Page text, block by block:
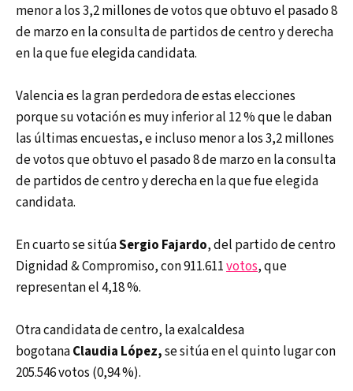
menor a los 3,2 millones de votos que obtuvo el pasado 8
de marzo en la consulta de partidos de centro y derecha
en la que fue elegida candidata.
Valencia es la gran perdedora de estas elecciones
porque su votación es muy inferior al 12 % que le daban
las últimas encuestas, e incluso menor a los 3,2 millones
de votos que obtuvo el pasado 8 de marzo en la consulta
de partidos de centro y derecha en la que fue elegida
candidata.
En cuarto se sitúaSergio Fajardo, del partido de centro
Dignidad & Compromiso, con 911.611votos, que
representan el 4,18 %.
Otra candidata de centro, la exalcaldesa
bogotanaClaudia López,se sitúa en el quinto lugar con
205.546 votos (0,94 %).